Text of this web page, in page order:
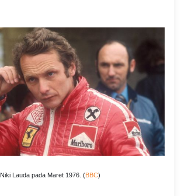
Niki Lauda pada Maret 1976. (BBC)